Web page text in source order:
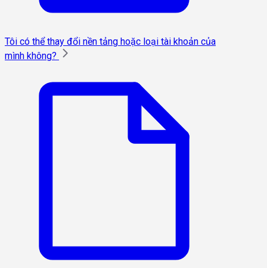
Tôi có thể thay đổi nền tảng hoặc loại tài khoản của
mình không?